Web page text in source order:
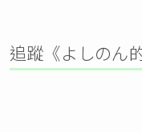
追蹤《よしのん